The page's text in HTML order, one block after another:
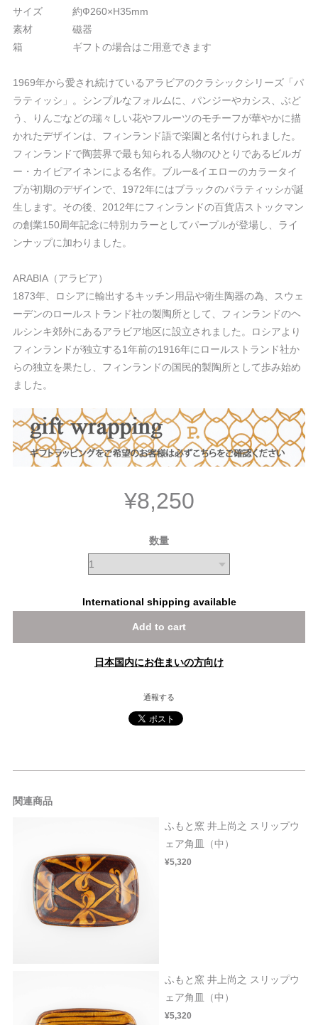
サイズ 約Ф260×H35mm
素材 磁器
箱 ギフトの場合はご用意できます
1969年から愛され続けているアラビアのクラシックシリーズ「パ
ラティッシ」。シンプルなフォルムに、パンジーやカシス、ぶど
う、りんごなどの瑞々しい花やフルーツのモチーフが華やかに描
かれたデザインは、フィンランド語で楽園と名付けられました。
フィンランドで陶芸界で最も知られる人物のひとりであるビルガ
ー・カイピアイネンによる名作。ブルー&イエローのカラータイ
プが初期のデザインで、1972年にはブラックのパラティッシが誕
生します。その後、2012年にフィンランドの百貨店ストックマン
の創業150周年記念に特別カラーとしてパープルが登場し、ライ
ンナップに加わりました。
ARABIA（アラビア）
1873年、ロシアに輸出するキッチン用品や衛生陶器の為、スウェ
ーデンのロールストランド社の製陶所として、フィンランドのヘ
ルシンキ郊外にあるアラビア地区に設立されました。ロシアより
フィンランドが独立する1年前の1916年にロールストランド社か
らの独立を果たし、フィンランドの国民的製陶所として歩み始め
ました。
¥8,250
数量
International shipping available
Add to cart
日本国内にお住まいの方向け
通報する
関連商品
ふもと窯 井上尚之 スリップウ
ェア角皿（中）
¥5,320
ふもと窯 井上尚之 スリップウ
ェア角皿（中）
¥5,320